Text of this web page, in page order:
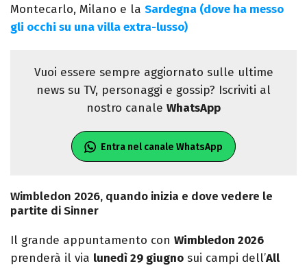
Montecarlo, Milano e la Sardegna (dove ha messo
gli occhi su una villa extra-lusso)
Vuoi essere sempre aggiornato sulle ultime
news su TV, personaggi e gossip? Iscriviti al
nostro canale WhatsApp
Entra nel canale WhatsApp
Wimbledon 2026, quando inizia e dove vedere le
partite di Sinner
Il grande appuntamento con Wimbledon 2026
prenderà il via lunedì 29 giugno sui campi dell’All